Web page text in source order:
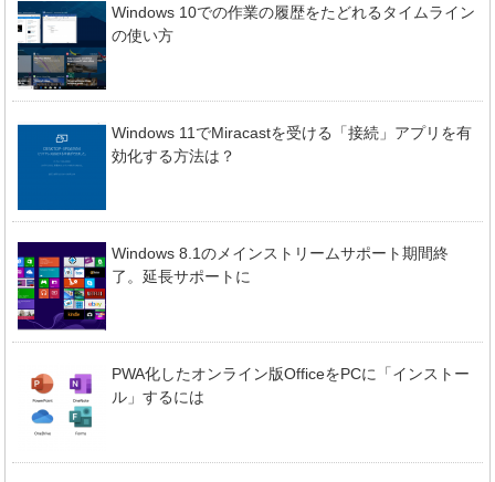
Windows 10での作業の履歴をたどれるタイムライン
の使い方
Windows 11でMiracastを受ける「接続」アプリを有
効化する方法は？
Windows 8.1のメインストリームサポート期間終
了。延長サポートに
PWA化したオンライン版OfficeをPCに「インストー
ル」するには